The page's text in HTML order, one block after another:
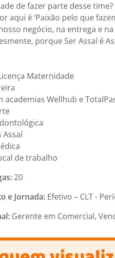
de fazer parte desse
aqui é ‘Paixão pelo que
negócio, na entrega e
porque Ser Assaí é
Maternidade
academias Wellhub e
Assaí
de trabalho
20
e Jornada: Efetivo – CLT -
Gerente em Comercial,